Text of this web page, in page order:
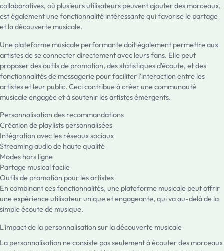
collaboratives, où plusieurs utilisateurs peuvent ajouter des morceaux,
est également une fonctionnalité intéressante qui favorise le partage
et la découverte musicale.
Une plateforme musicale performante doit également permettre aux
artistes de se connecter directement avec leurs fans. Elle peut
proposer des outils de promotion, des statistiques d'écoute, et des
fonctionnalités de messagerie pour faciliter l'interaction entre les
artistes et leur public. Ceci contribue à créer une communauté
musicale engagée et à soutenir les artistes émergents.
Personnalisation des recommandations
Création de playlists personnalisées
Intégration avec les réseaux sociaux
Streaming audio de haute qualité
Modes hors ligne
Partage musical facile
Outils de promotion pour les artistes
En combinant ces fonctionnalités, une plateforme musicale peut offrir
une expérience utilisateur unique et engageante, qui va au-delà de la
simple écoute de musique.
L'impact de la personnalisation sur la découverte musicale
La personnalisation ne consiste pas seulement à écouter des morceaux